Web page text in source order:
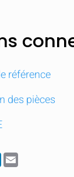
référence
des pièces
LinkedIn